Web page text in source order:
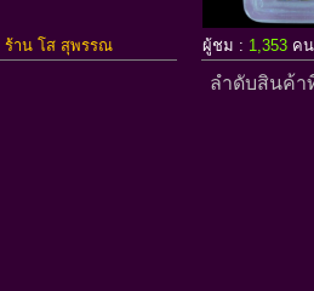
ร้าน โส สุพรรณ ผู้ชม : 1,353 ค
ลำดับสินค้า